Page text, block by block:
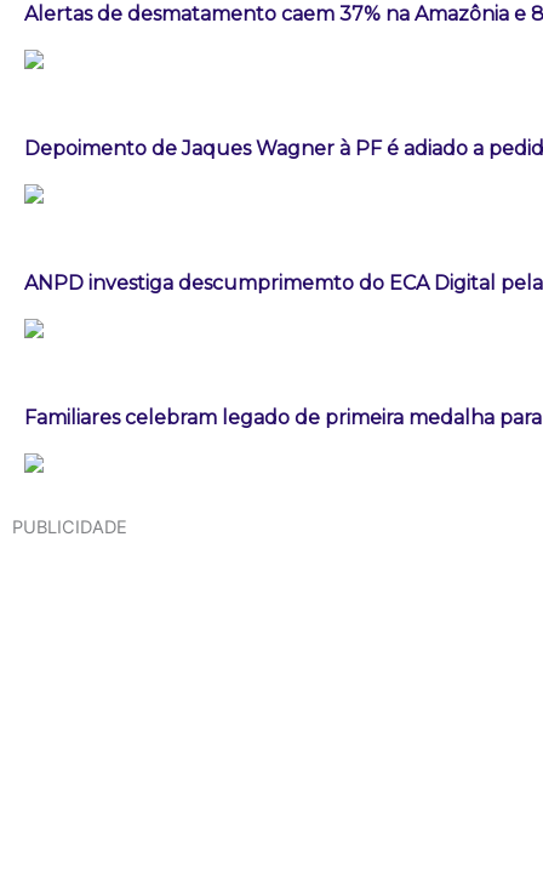
Alertas de desmatamento caem 37% na Amazônia e
Depoimento de Jaques Wagner à PF é adiado a
ANPD investiga descumprimemto do ECA Digital
Familiares celebram legado de primeira medalha
PUBLICIDADE